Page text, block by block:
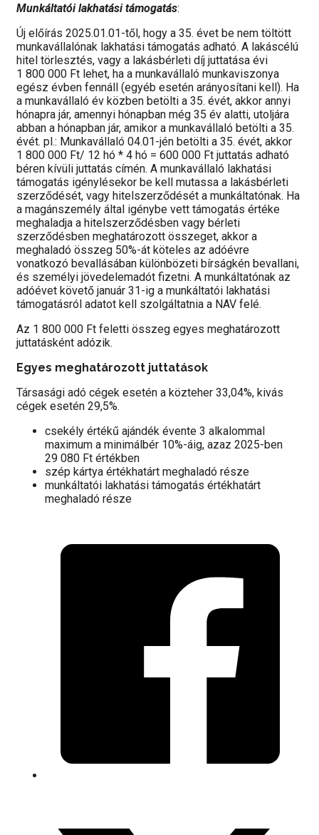
Munkáltatói lakhatási támogatás:
Új előírás 2025.01.01-től, hogy a 35. évet be nem töltött
munkavállalónak lakhatási támogatás adható. A lakáscélú
hitel törlesztés, vagy a lakásbérleti díj juttatása évi
1 800 000 Ft lehet, ha a munkavállaló munkaviszonya
egész évben fennáll (egyéb esetén arányosítani kell). Ha
a munkavállaló év közben betölti a 35. évét, akkor annyi
hónapra jár, amennyi hónapban még 35 év alatti, utoljára
abban a hónapban jár, amikor a munkavállaló betölti a 35.
évét. pl.: Munkavállaló 04.01-jén betölti a 35. évét, akkor
1 800 000 Ft/ 12 hó * 4 hó = 600 000 Ft juttatás adható
béren kívüli juttatás címén. A munkavállaló lakhatási
támogatás igénylésekor be kell mutassa a lakásbérleti
szerződését, vagy hitelszerződését a munkáltatónak. Ha
a magánszemély által igénybe vett támogatás értéke
meghaladja a hitelszerződésben vagy bérleti
szerződésben meghatározott összeget, akkor a
meghaladó összeg 50%-át köteles az adóévre
vonatkozó bevallásában különbözeti bírságkén bevallani,
és személyi jövedelemadót fizetni. A munkáltatónak az
adóévet követő január 31-ig a munkáltatói lakhatási
támogatásról adatot kell szolgáltatnia a NAV felé.
Az 1 800 000 Ft feletti összeg egyes meghatározott
juttatásként adózik.
Egyes meghatározott juttatások
Társasági adó cégek esetén a közteher 33,04%, kivás
cégek esetén 29,5%.
csekély értékű ajándék évente 3 alkalommal
maximum a minimálbér 10%-áig, azaz 2025-ben
29 080 Ft értékben
szép kártya értékhatárt meghaladó része
munkáltatói lakhatási támogatás értékhatárt
meghaladó része